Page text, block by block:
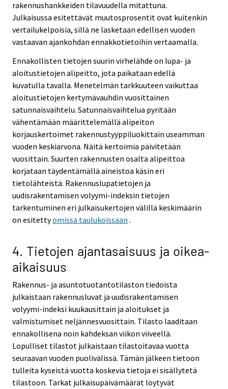
rakennushankkeiden tilavuudella mitattuna.
Julkaisussa esitettävät muutosprosentit ovat kuitenkin
vertailukelpoisia, sillä ne lasketaan edellisen vuoden
vastaavan ajankohdan ennakkotietoihin vertaamalla.
Ennakollisten tietojen suurin virhelähde on lupa- ja
aloitustietojen alipeitto, jota paikataan edellä
kuvatulla tavalla. Menetelmän tarkkuuteen vaikuttaa
aloitustietojen kertymävauhdin vuosittainen
satunnaisvaihtelu. Satunnaisvaihtelua pyritään
vähentämään määrittelemällä alipeiton
korjauskertoimet rakennustyyppiluokittain useamman
vuoden keskiarvona. Näitä kertoimia päivitetään
vuosittain. Suurten rakennusten osalta alipeittoa
korjataan täydentämällä aineistoa käsin eri
tietolähteistä. Rakennuslupatietojen ja
uudisrakentamisen volyymi-indeksin tietojen
tarkentuminen eri julkaisukertojen välillä keskimäärin
on esitettyomissa taulukoissaan .
4. Tietojen ajantasaisuus ja oikea-
aikaisuus
Rakennus- ja asuntotuotantotilaston tiedoista
julkaistaan rakennusluvat ja uudisrakentamisen
volyymi-indeksi kuukausittain ja aloitukset ja
valmistumiset neljännesvuosittain. Tilasto laaditaan
ennakollisena noin kahdeksan viikon viiveellä.
Lopulliset tilastot julkaistaan tilastoitavaa vuotta
seuraavan vuoden puolivälissä. Tämän jälkeen tietoon
tulleita kyseistä vuotta koskevia tietoja ei sisällytetä
tilastoon. Tarkat julkaisupäivämäärät löytyvät